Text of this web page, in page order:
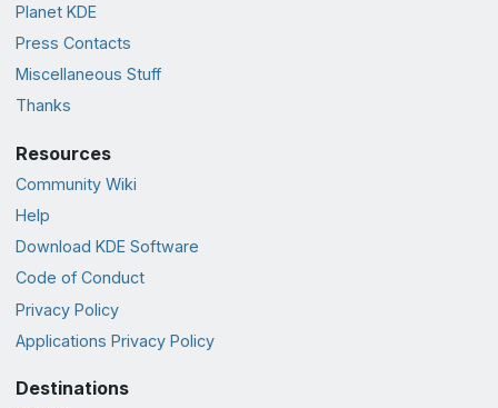
Planet KDE
Press Contacts
Miscellaneous Stuff
Thanks
Resources
Community Wiki
Help
Download KDE Software
Code of Conduct
Privacy Policy
Applications Privacy Policy
Destinations